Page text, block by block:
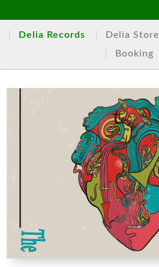
Delia Records Delia Store
Booking